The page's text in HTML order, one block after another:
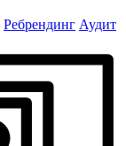
Ребрендинг Аудит